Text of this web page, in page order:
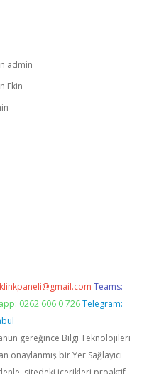
admin
Ekin
Teams:
0262 606 0 726 Telegram:
gereğince Bilgi Teknolojileri
onaylanmış bir Yer Sağlayıcı